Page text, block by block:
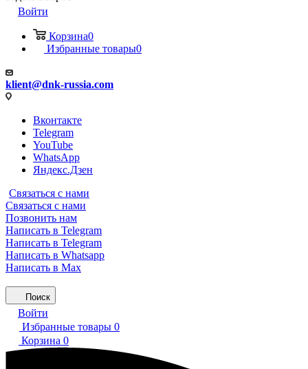
Войти
Корзина0
Избранные товары0
klient@dnk-russia.com
Вконтакте
Telegram
YouTube
WhatsApp
Яндекс.Дзен
Связаться с нами
Связаться с нами
Позвонить нам
Написать в Telegram
Написать в Telegram
Написать в Whatsapp
Написать в Max
Поиск
Войти
Избранные товары 0
Корзина 0